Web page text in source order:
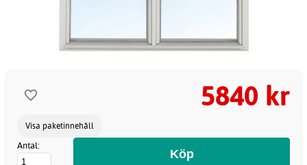
5840 kr
Visa paketinnehåll
Antal: